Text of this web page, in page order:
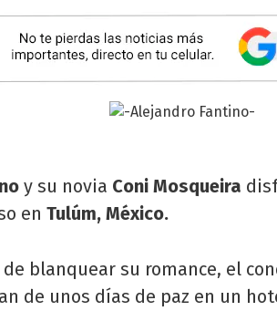
y su novia Coni Mosqueira
en Tulúm, México.
de blanquear su romance, el
de unos días de paz en un